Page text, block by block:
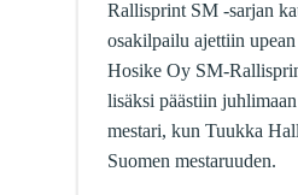
Rallisprint SM -sarjan
osakilpailu ajettiin
Hosike Oy SM-
lisäksi päästiin
mestari, kun Tuukka
Suomen mestaruuden.